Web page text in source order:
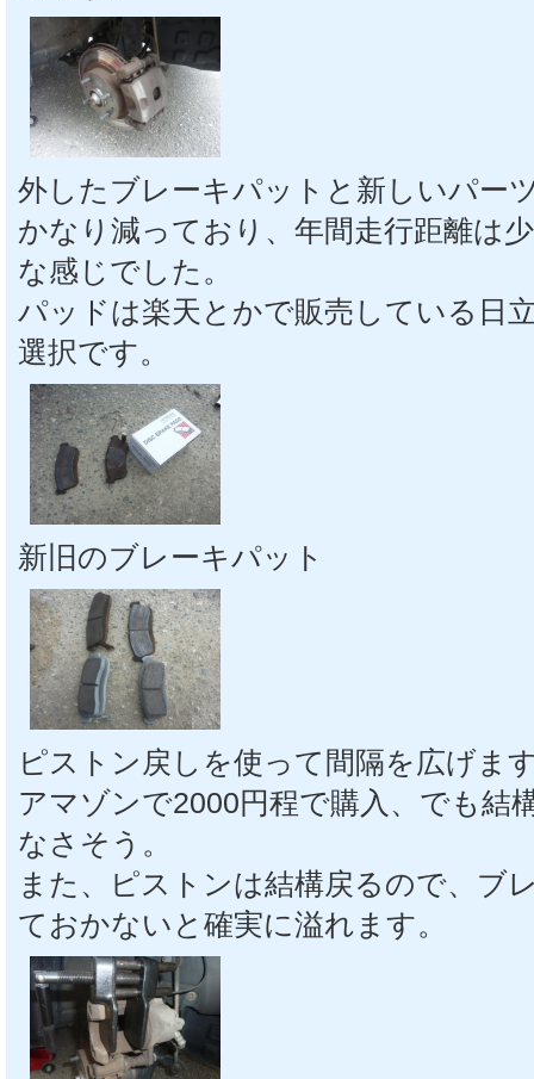
外したブレーキパットと新しいパー
かなり減っており、年間走行距離は
な感じでした。
パッドは楽天とかで販売している日
選択です。
新旧のブレーキパット
ピストン戻しを使って間隔を広げま
アマゾンで2000円程で購入、でも結
なさそう。
また、ピストンは結構戻るので、ブ
ておかないと確実に溢れます。